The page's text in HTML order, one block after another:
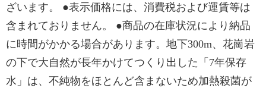
ざいます。 ●表示価格には、消費税および運賃等は
含まれておりません。 ●商品の在庫状況により納品
に時間がかかる場合があります。地下300m、花崗岩
の下で大自然が長年かけてつくり出した「7年保存
水」は、不純物をほとんど含まないため加熱殺菌が